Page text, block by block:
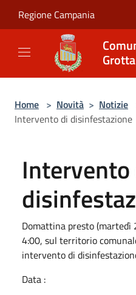
Regione Campania
Home > Novità > Notizie
Intervento di disinfestazione
Intervento
Domattina presto (martedì
4:00, sul territorio
intervento di
Data :